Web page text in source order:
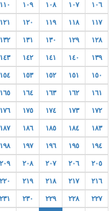
١٠٦ ١٠٧ ١٠٨ ١٠٩ ١١٠
١١٧ ١١٨ ١١٩ ١٢٠ ١٢١
١٢٨ ١٢٩ ١٣٠ ١٣١ ١٣٢
١٣٩ ١٤٠ ١٤١ ١٤٢ ١٤٣
١٥٠ ١٥١ ١٥٢ ١٥٣ ١٥٤
١٦١ ١٦٢ ١٦٣ ١٦٤ ١٦٥
١٧٢ ١٧٣ ١٧٤ ١٧٥ ١٧٦
١٨٣ ١٨٤ ١٨٥ ١٨٦ ١٨٧
١٩٤ ١٩٥ ١٩٦ ١٩٧ ١٩٨
٢٠٥ ٢٠٦ ٢٠٧ ٢٠٨ ٢٠٩
٢١٦ ٢١٧ ٢١٨ ٢١٩ ٢٢٠
٢٢٧ ٢٢٨ ٢٢٩ ٢٣٠ ٢٣١